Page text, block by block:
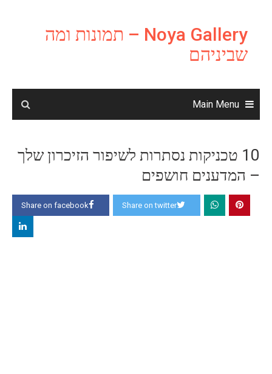
content
Noya Gallery – תמונות ומה
שביניהם
Main Menu
10 טכניקות נסתרות לשיפור הזיכרון שלך
– המדענים חושפים
Share on facebook Share on twitter